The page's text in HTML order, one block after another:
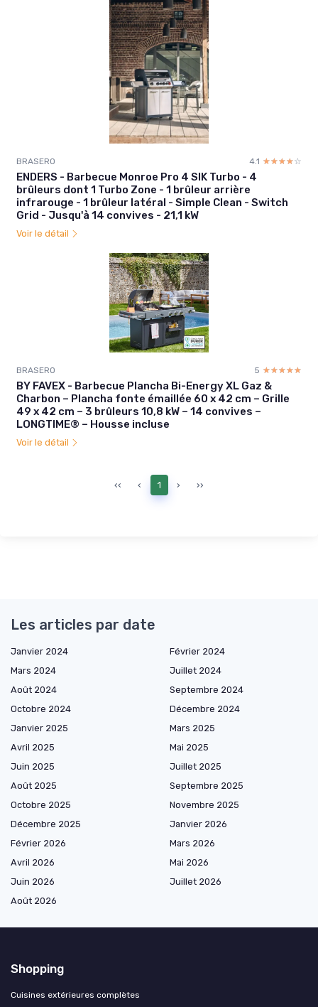
BRASERO 4.1 ☆☆☆☆☆
★★★★★
ENDERS - Barbecue Monroe Pro 4 SIK Turbo - 4
brûleurs dont 1 Turbo Zone - 1 brûleur arrière
infrarouge - 1 brûleur latéral - Simple Clean - Switch
Grid - Jusqu'à 14 convives - 21,1 kW
Voir le détail
BRASERO 5 ☆☆☆☆☆
★★★★★
BY FAVEX - Barbecue Plancha Bi-Energy XL Gaz &
Charbon – Plancha fonte émaillée 60 x 42 cm – Grille
49 x 42 cm – 3 brûleurs 10,8 kW – 14 convives –
LONGTIME® – Housse incluse
Voir le détail
‹‹ ‹ 1 › ››
Les articles par date
Janvier 2024
Février 2024
Mars 2024
Juillet 2024
Août 2024
Septembre 2024
Octobre 2024
Décembre 2024
Janvier 2025
Mars 2025
Avril 2025
Mai 2025
Juin 2025
Juillet 2025
Août 2025
Septembre 2025
Octobre 2025
Novembre 2025
Décembre 2025
Janvier 2026
Février 2026
Mars 2026
Avril 2026
Mai 2026
Juin 2026
Juillet 2026
Août 2026
Shopping
Cuisines extérieures complètes